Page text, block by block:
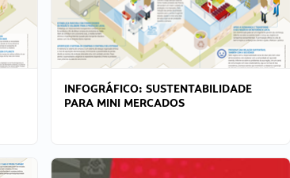
INFOGRÁFICO: SUSTENTABILIDADE
PARA MINI MERCADOS